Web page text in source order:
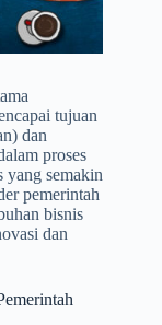
tujuan
dan
proses
yang semakin
pemerintah
bisnis
dan